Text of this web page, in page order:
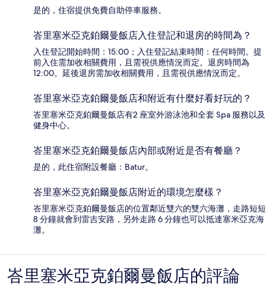
是的，住宿提供免費自助停車服務。
峇里塞米亞克鉑爾曼飯店入住登記和退房的時間為？
入住登記開始時間：15:00；入住登記結束時間：任何時間。提
前入住需加收相關費用，且需視供應情況而定。退房時間為
12:00。延後退房需加收相關費用，且需視供應情況而定。
峇里塞米亞克鉑爾曼飯店和附近有什麼好看好玩的？
峇里塞米亞克鉑爾曼飯店有2 座室外游泳池和全套 Spa 服務以及
健身中心。
峇里塞米亞克鉑爾曼飯店內部或附近是否有餐廳？
是的，此住宿附設餐廳：Batur。
峇里塞米亞克鉑爾曼飯店附近的環境怎麼樣？
峇里塞米亞克鉑爾曼飯店的位置鄰近雙六的雙六海灘，走路短短
8 分鐘就會到雷吉安路，另外走路 6 分鐘也可以抵達塞米亞克海
灘。
評
峇里塞米亞克鉑爾曼飯店的評論